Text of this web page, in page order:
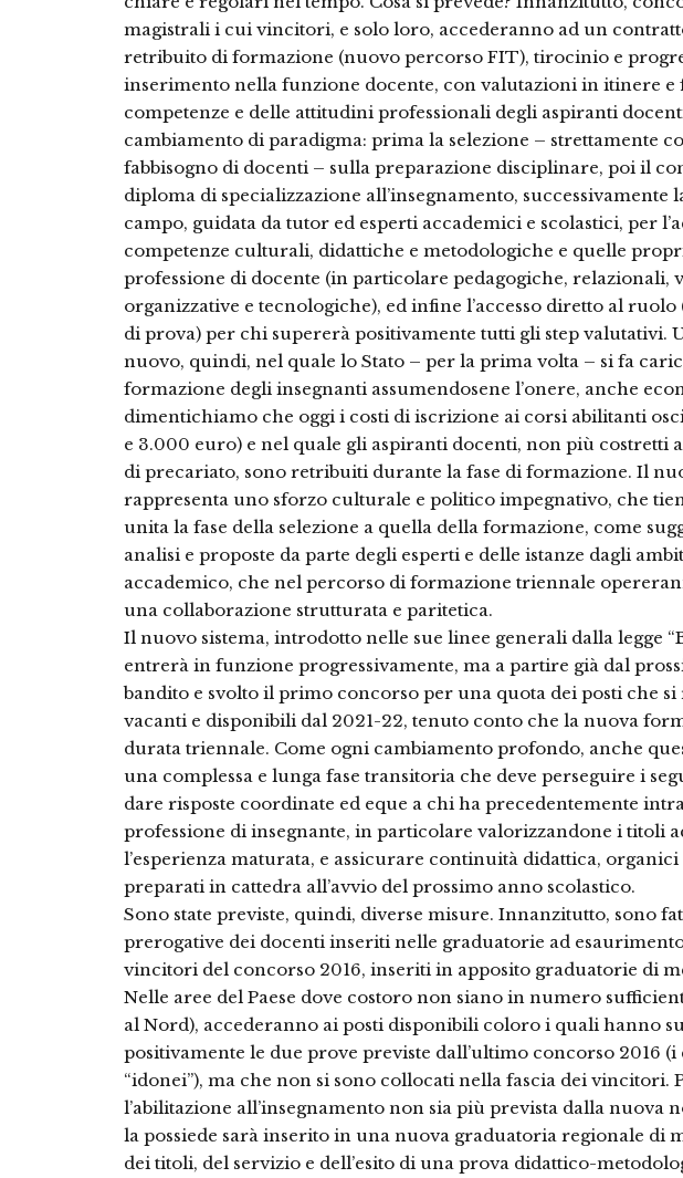
magistrali i cui vincitori, e solo loro, accederanno ad un
retribuito di formazione (nuovo percorso FIT), tirocinio e
inserimento nella funzione docente, con valutazioni in itinere e
competenze e delle attitudini professionali degli aspiranti
cambiamento di paradigma: prima la selezione – strettamente
fabbisogno di docenti – sulla preparazione disciplinare, poi il
diploma di specializzazione all’insegnamento, successivamente
campo, guidata da tutor ed esperti accademici e scolastici, per
competenze culturali, didattiche e metodologiche e quelle
professione di docente (in particolare pedagogiche, relazionali,
organizzative e tecnologiche), ed infine l’accesso diretto al ruolo
di prova) per chi supererà positivamente tutti gli step valutativi.
nuovo, quindi, nel quale lo Stato – per la prima volta – si fa
formazione degli insegnanti assumendosene l’onere, anche
dimentichiamo che oggi i costi di iscrizione ai corsi abilitanti
e 3.000 euro) e nel quale gli aspiranti docenti, non più costretti
di precariato, sono retribuiti durante la fase di formazione. Il
rappresenta uno sforzo culturale e politico impegnativo, che
unita la fase della selezione a quella della formazione, come
analisi e proposte da parte degli esperti e delle istanze dagli
accademico, che nel percorso di formazione triennale
una collaborazione strutturata e paritetica.
Il nuovo sistema, introdotto nelle sue linee generali dalla legge
entrerà in funzione progressivamente, ma a partire già dal
bandito e svolto il primo concorso per una quota dei posti che
vacanti e disponibili dal 2021-22, tenuto conto che la nuova
durata triennale. Come ogni cambiamento profondo, anche
una complessa e lunga fase transitoria che deve perseguire i
dare risposte coordinate ed eque a chi ha precedentemente
professione di insegnante, in particolare valorizzandone i titoli
l’esperienza maturata, e assicurare continuità didattica,
preparati in cattedra all’avvio del prossimo anno scolastico.
Sono state previste, quindi, diverse misure. Innanzitutto, sono
prerogative dei docenti inseriti nelle graduatorie ad esaurimento
vincitori del concorso 2016, inseriti in apposito graduatorie di
Nelle aree del Paese dove costoro non siano in numero
al Nord), accederanno ai posti disponibili coloro i quali hanno
positivamente le due prove previste dall’ultimo concorso 2016 (i
“idonei”), ma che non si sono collocati nella fascia dei vincitori.
l’abilitazione all’insegnamento non sia più prevista dalla nuova
la possiede sarà inserito in una nuova graduatoria regionale di
dei titoli, del servizio e dell’esito di una prova didattico-